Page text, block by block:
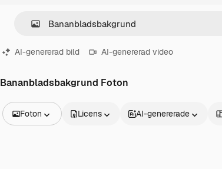
AI-genererad bild AI-genererad video
Bananbladsbakgrund Foton
Foton Licens AI-genererade